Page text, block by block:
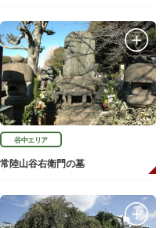
谷中エリア
常陸山谷右衛門の墓